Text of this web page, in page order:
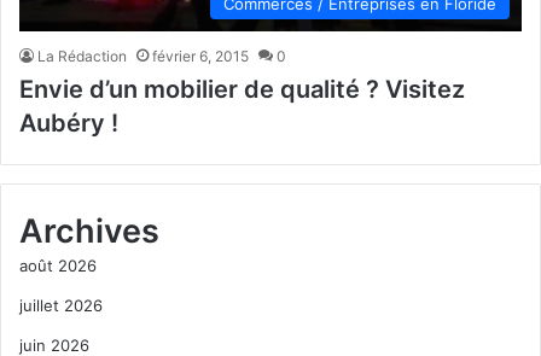
La Rédaction février 6, 2015 0
Envie d’un mobilier de qualité ? Visitez
Aubéry !
Archives
août 2026
juillet 2026
juin 2026